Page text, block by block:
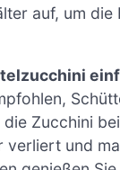
auf, um die
Zucchini
verliert und